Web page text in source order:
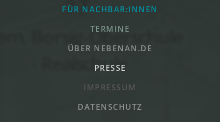
FÜR NACHBAR:INNEN
TERMINE
ÜBER NEBENAN.DE
PRESSE
IMPRESSUM
DATENSCHUTZ